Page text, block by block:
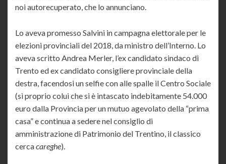
noi autorecuperato, che lo annunciano.
Lo aveva promesso Salvini in campagna elettorale per le
elezioni provinciali del 2018, da ministro dell’Interno. Lo
aveva scritto Andrea Merler, l’ex candidato sindaco di
Trento ed ex candidato consigliere provinciale della
destra, facendosi un selfie con alle spalle il Centro Sociale
(sì proprio colui che si è intascato indebitamente 54.000
euro dalla Provincia per un mutuo agevolato della “prima
casa” e continua a sedere nel consiglio di
amministrazione di Patrimonio del Trentino, il classico
cercacareghe).